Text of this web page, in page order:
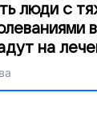
люди с
на